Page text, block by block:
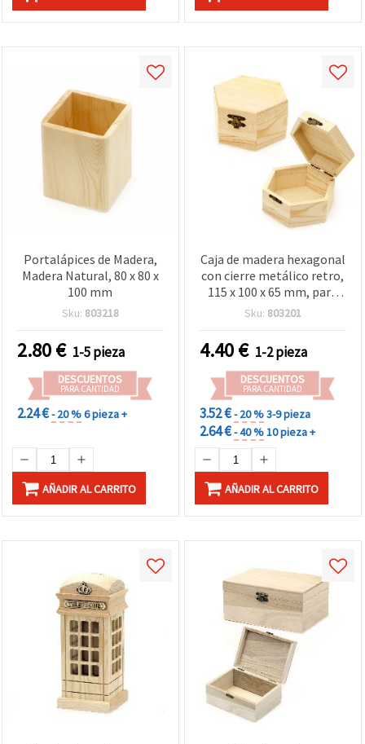
Portalápices de Madera,
Madera Natural, 80 x 80 x
100 mm
Sku: 803218
2.80€ 1-5 pieza
DESCUENTOS
PARA CANTIDAD
2.24 €- 20 %6 pieza +
AÑADIR AL CARRITO
Caja de madera hexagonal
con cierre metálico retro,
115 x 100 x 65 mm, para
manualidades y
Sku: 803201
4.40€ 1-2 pieza
DESCUENTOS
PARA CANTIDAD
3.52 €- 20 %3-9 pieza
2.64 €- 40 %10 pieza +
AÑADIR AL CARRITO